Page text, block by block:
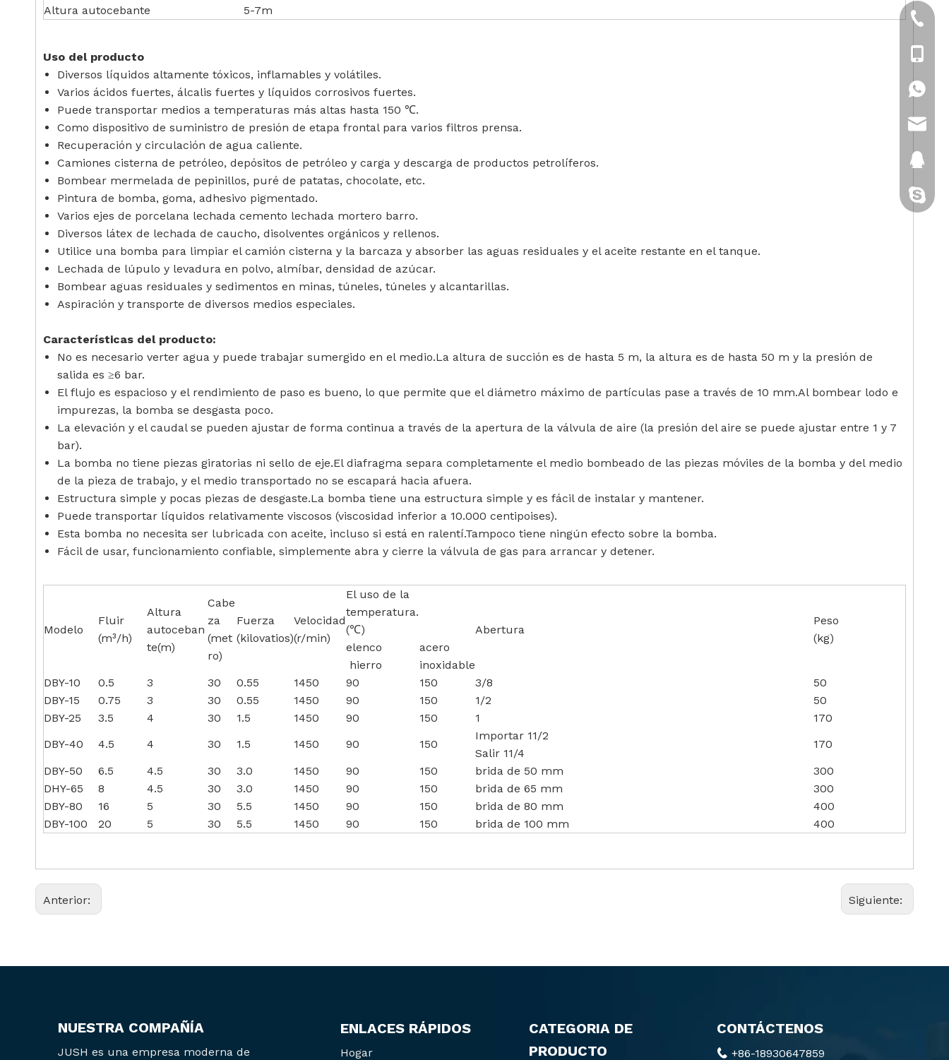
Altura autocebante
5-7m
Uso del producto
Diversos líquidos altamente tóxicos, inflamables y volátiles.
Varios ácidos fuertes, álcalis fuertes y líquidos corrosivos fuertes.
Puede transportar medios a temperaturas más altas hasta 150 ℃.
Como dispositivo de suministro de presión de etapa frontal para varios filtros prensa.
Recuperación y circulación de agua caliente.
Camiones cisterna de petróleo, depósitos de petróleo y carga y descarga de productos petrolíferos.
Bombear mermelada de pepinillos, puré de patatas, chocolate, etc.
Pintura de bomba, goma, adhesivo pigmentado.
Varios ejes de porcelana lechada cemento lechada mortero barro.
Diversos látex de lechada de caucho, disolventes orgánicos y rellenos.
Utilice una bomba para limpiar el camión cisterna y la barcaza y absorber las aguas residuales y el aceite restante en el tanque.
Lechada de lúpulo y levadura en polvo, almíbar, densidad de azúcar.
Bombear aguas residuales y sedimentos en minas, túneles, túneles y alcantarillas.
Aspiración y transporte de diversos medios especiales.
Características del producto:
No es necesario verter agua y puede trabajar sumergido en el medio.La altura de succión es de hasta 5 m, la altura es de hasta 50 m y la presión de
salida es ≥6 bar.
El flujo es espacioso y el rendimiento de paso es bueno, lo que permite que el diámetro máximo de partículas pase a través de 10 mm.Al bombear lodo e
impurezas, la bomba se desgasta poco.
La elevación y el caudal se pueden ajustar de forma continua a través de la apertura de la válvula de aire (la presión del aire se puede ajustar entre 1 y 7
bar).
La bomba no tiene piezas giratorias ni sello de eje.El diafragma separa completamente el medio bombeado de las piezas móviles de la bomba y del medio
de la pieza de trabajo, y el medio transportado no se escapará hacia afuera.
Estructura simple y pocas piezas de desgaste.La bomba tiene una estructura simple y es fácil de instalar y mantener.
Puede transportar líquidos relativamente viscosos (viscosidad inferior a 10.000 centipoises).
Esta bomba no necesita ser lubricada con aceite, incluso si está en ralentí.Tampoco tiene ningún efecto sobre la bomba.
Fácil de usar, funcionamiento confiable, simplemente abra y cierre la válvula de gas para arrancar y detener.
Modelo
Fluir
(m³/h)
Altura
autoceban
te(m)
Cabe
za
(met
ro)
Fuerza
(kilovatios)
Velocidad
(r/min)
El uso de la
temperatura.
(℃)
Abertura
Peso
(kg)
elenco
hierro
acero
inoxidable
DBY-10
0.5 3 30 0.55 1450 90 150 3/8
50
DBY-15
0.75 3 30 0.55 1450 90 150 1/2
50
DBY-25
3.5 4 30 1.5 1450 90 150 1
170
DBY-40
4.5 4 30 1.5 1450 90 150
Importar 11/2
Salir 11/4
170
DBY-50
6.5 4.5 30 3.0 1450 90 150 brida de 50 mm
300
DHY-65
8 4.5 30 3.0 1450 90 150 brida de 65 mm
300
DBY-80
16 5 30 5.5 1450 90 150 brida de 80 mm
400
DBY-100
20 5 30 5.5 1450 90 150 brida de 100 mm 400
Anterior: Siguiente:
NUESTRA COMPAÑÍA
JUSH es una empresa moderna de
ENLACES RÁPIDOS
Hogar
CATEGORIA DE
PRODUCTO
CONTÁCTENOS
 +86-18930647859
+86-
+86-
gatito-